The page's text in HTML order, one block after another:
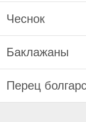
Чеснок
Баклажаны
Перец